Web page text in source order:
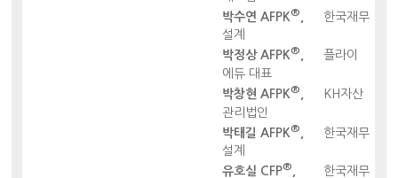
박수연 AFPK®
한국재무
설계
박정상 AFPK®
플라이
에듀 대표
박창현 AFPK®
KH자산
관리법인
박태길 AFPK®
한국재무
설계
유호실 CFP®
한국재무